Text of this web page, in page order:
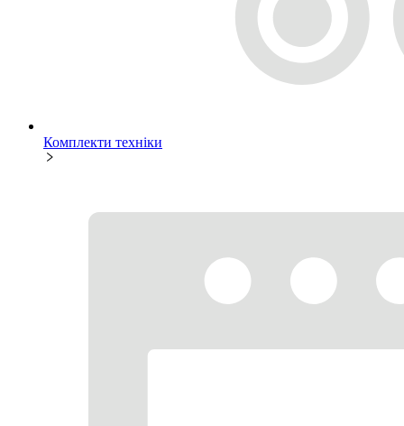
Комплекти техніки